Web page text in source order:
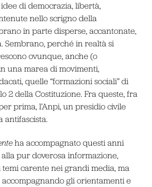
di democrazia, libertà,
nello scrigno della
in parte disperse, accantonate,
Sembrano, perché in realtà si
ovunque, anche (o
una marea di movimenti,
quelle “formazioni sociali” di
2 della Costituzione. Fra queste, fra
prima, l’Anpi, un presidio civile
antifascista.
ha accompagnato questi anni
pur doverosa informazione,
temi carente nei grandi media, ma
gli orientamenti e